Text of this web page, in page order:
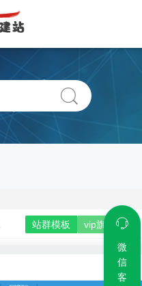
站群模板 vip旗舰版
微
信
客